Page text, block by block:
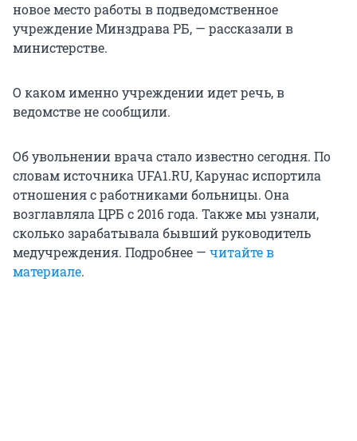
новое место работы в подведомственное
учреждение Минздрава РБ, — рассказали в
министерстве.
О каком именно учреждении идет речь, в
ведомстве не сообщили.
Об увольнении врача стало известно сегодня. По
словам источника UFA1.RU, Карунас испортила
отношения с работниками больницы. Она
возглавляла ЦРБ с 2016 года. Также мы узнали,
сколько зарабатывала бывший руководитель
медучреждения. Подробнее — читайте в
материале.